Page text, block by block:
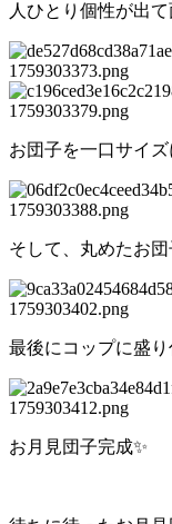
人ひとり個性が出
お団子を一口サイ
そして、丸めたお
最後にコップに盛り
お月見団子完成✨